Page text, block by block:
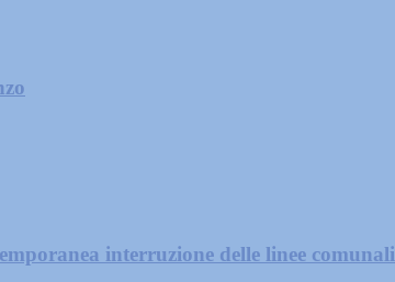
interruzione delle linee comunali